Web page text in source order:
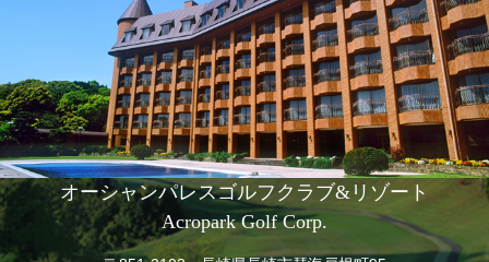
オーシャンパレスゴルフクラブ&リゾート
Acropark Golf Corp.